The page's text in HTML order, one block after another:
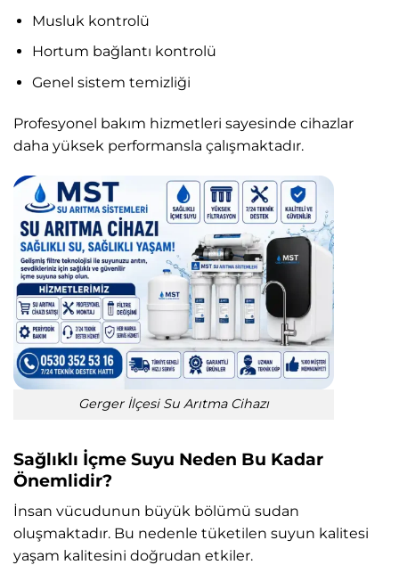
Musluk kontrolü
Hortum bağlantı kontrolü
Genel sistem temizliği
Profesyonel bakım hizmetleri sayesinde cihazlar
daha yüksek performansla çalışmaktadır.
Gerger İlçesi Su Arıtma Cihazı
Sağlıklı İçme Suyu Neden Bu Kadar
Önemlidir?
İnsan vücudunun büyük bölümü sudan
oluşmaktadır. Bu nedenle tüketilen suyun kalitesi
yaşam kalitesini doğrudan etkiler.